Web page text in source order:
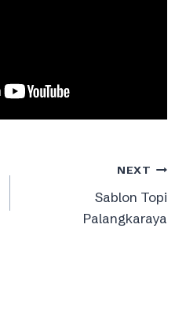
NEXT
Sablon Topi
Palangkaraya